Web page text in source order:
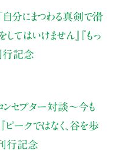
「自分にまつわる真剣で滑
てはいけません』『もっ
行記念
ンセプター対談～今も
『ピークではなく、谷を歩
刊行記念